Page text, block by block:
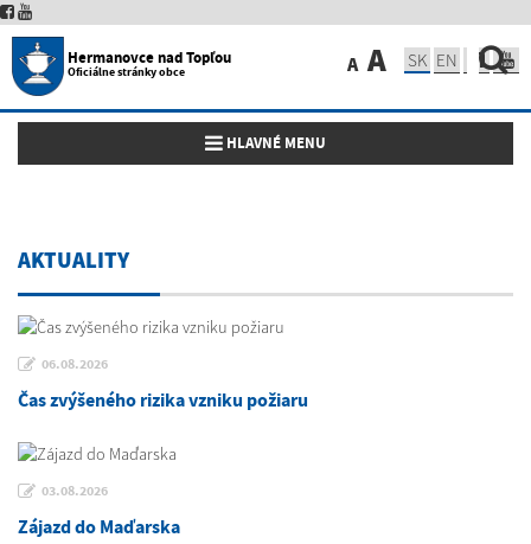
Hermanovce nad Topľou
Oficiálne stránky obce A A SK EN
Toggle navigation
HLAVNÉ MENU
AKTUALITY
06.08.2026
Čas zvýšeného rizika vzniku požiaru
03.08.2026
Zájazd do Maďarska